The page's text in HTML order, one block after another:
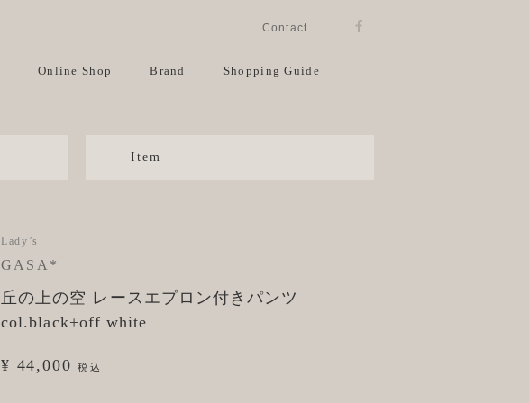
Online Shop Brand Shopping Guide
Contact Instagram
Item
Lady’s
GASA*
丘の上の空 レースエプロン付きパンツ
col.black+off white
¥ 44,000 税込